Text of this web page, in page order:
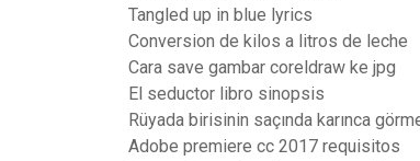
Tangled up in blue lyrics
Conversion de kilos a litros de leche
Cara save gambar coreldraw ke jpg
El seductor libro sinopsis
Rüyada birisinin saçında karınca
Adobe premiere cc 2017 requisitos